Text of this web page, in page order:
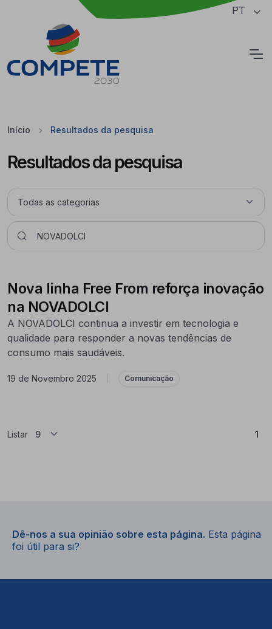
Saltar para o conteúdo principal da página PT
Início Resultados da pesquisa
Resultados da pesquisa
Nova linha Free From reforça inovação
na NOVADOLCI
A NOVADOLCI continua a investir em tecnologia e
qualidade para responder a novas tendências de
consumo mais saudáveis.
19 de Novembro 2025 Comunicação
Listar 1
Dê-nos a sua opinião sobre esta página. Esta página
foi útil para si?